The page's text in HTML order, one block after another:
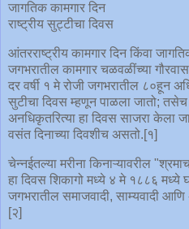
जागतिक कामगार दिन
राष्ट्रीय सुट्टीचा दिवस
आंतरराष्ट्रीय कामगार दिन किंवा
जगभरातील कामगार चळवळींच्या
दर वर्षी १ मे रोजी जगभरातील ८०हून
सुटीचा दिवस म्हणून पाळला जातो;
अनधिकृतरित्या हा दिवस साजरा केला
वसंत दिनाच्या दिवशीच असतो.[१]
चेन्नईतल्या मरीना किनाऱ्यावरील
हा दिवस शिकागो मध्ये ४ मे १८८६ मध्ये
जगभरातील समाजवादी, साम्यवादी
[२]